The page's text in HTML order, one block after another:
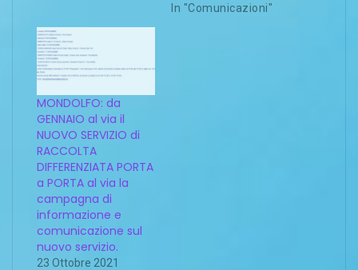
In "Comunicazioni"
MONDOLFO: da
GENNAIO al via il
NUOVO SERVIZIO di
RACCOLTA
DIFFERENZIATA PORTA
a PORTA al via la
campagna di
informazione e
comunicazione sul
nuovo servizio.
23 Ottobre 2021